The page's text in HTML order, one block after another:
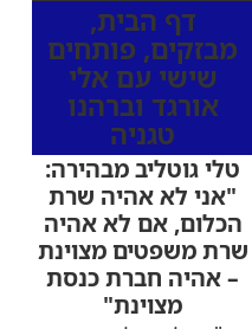
דף הבית,
מבזקים, פותחים
שישי עם אלי
אורגד וברהנו
טגניה
טלי גוטליב מבהירה:
"אני לא אהיה שרת
הכלום, אם לא אהיה
שרת משפטים מצוינת
– אהיה חברת כנסת
מצוינת"